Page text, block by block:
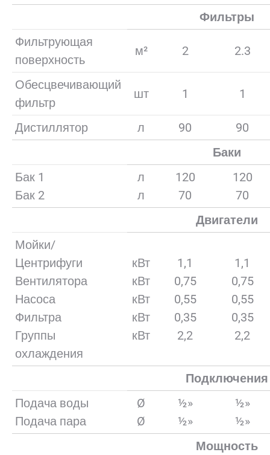
Фильтры
Фильтрующая
поверхность
м² 2 2.3
Обесцвечивающий
фильтр
шт 1 1
Дистиллятор л 90
90
Баки
Бак 1
Бак 2
л
л
120
70
120
70
Двигатели
Мойки/
Центрифуги
Вентилятора
Насоса
Фильтра
Группы
охлаждения
кВт
кВт
кВт
кВт
кВт
1,1
0,75
0,55
0,35
2,2
1,1
0,75
0,55
0,35
2,2
Подключения
Подача воды
Подача пара
Ø
Ø
½»
½»
½»
½»
Мощность